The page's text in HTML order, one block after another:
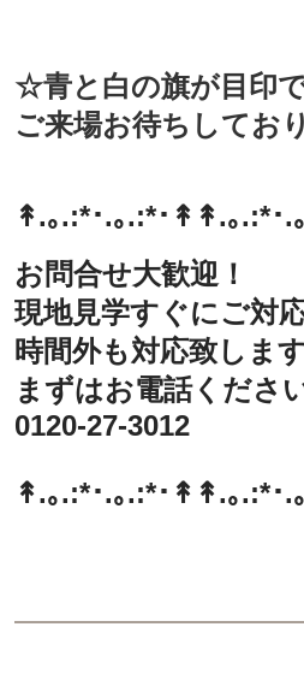
☆青と白の旗が目印
ご来場お待ちしてお
↟.｡.:*･.｡.:*･↟ ↟.｡.:*･.
お問合せ大歓迎！
現地見学すぐにご対
時間外も対応致します
まずはお電話くださ
0120-27-3012
↟.｡.:*･.｡.:*･↟ ↟.｡.:*･.